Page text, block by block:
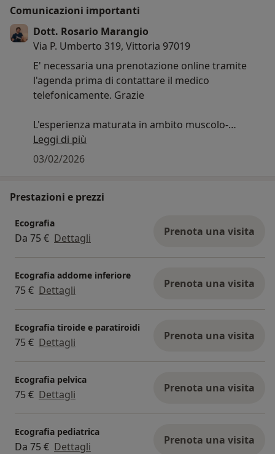
Comunicazioni importanti
Dott. Rosario Marangio
Via P. Umberto 319, Vittoria 97019
E' necessaria una prenotazione online tramite
l'agenda prima di contattare il medico
telefonicamente. Grazie
L'esperienza maturata in ambito muscolo-
scheletrico al C.T.O (centro traumatologico
ortopedico) di Torino è al servizio dei pazienti con
artrite reumatoide o uno sportivo che ha avuto
allo studio ecografico del Dott.Rosario Marangio
per ottenere una consulenza affidabile che ti
porti ad un corretto inquadramento diagnostico
e terapeutico.
Leggi di più
03/02/2026
Prestazioni e prezzi
Ecografia
Da 75 € Dettagli Prenota una visita
Ecografia addome inferiore
75 € Dettagli Prenota una visita
Ecografia tiroide e paratiroidi
75 € Dettagli Prenota una visita
Ecografia pelvica
75 € Dettagli Prenota una visita
Ecografia pediatrica
Da 75 € Dettagli Prenota una visita